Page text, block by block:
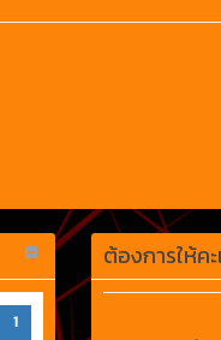
1
ต้องการให้ค